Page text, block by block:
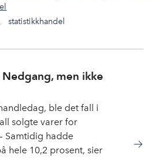
, statistikkhandel
men ikke
ble det fall i
solgte varer for
Samtidig hadde
hele 10,2 prosent, sier